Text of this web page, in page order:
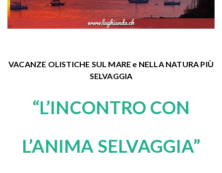
VACANZE OLISTICHE SUL MARE e NELLA NATURA PIÙ
SELVAGGIA
“L’INCONTRO CON
L’ANIMA SELVAGGIA”